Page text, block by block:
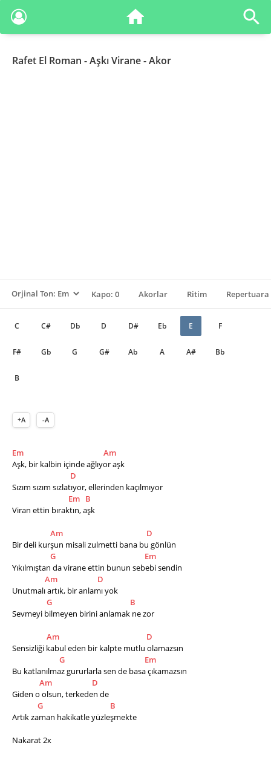
Rafet El Roman - Aşkı Virane - Akor
Kapo: 0 Akorlar Ritim Repertuara
C C# Db D D# Eb E F
F# Gb G G# Ab A A# Bb
B
+A -A
Em
Am
Aşk, bir kalbin içinde ağlıyor aşk
D
Sızım sızım sızlatıyor, ellerinden kaçılmıyor
Em B
Viran ettin bıraktın, aşk
Am
D
Bir deli kurşun misali zulmetti bana bu gönlün
G
Em
Yıkılmıştan da virane ettin bunun sebebi sendin
Am
D
Unutmalı artık, bir anlamı yok
G
B
Sevmeyi bilmeyen birini anlamak ne zor
Am
D
Sensizliği kabul eden bir kalpte mutlu olamazsın
G
Em
Bu katlanılmaz gururlarla sen de basa çıkamazsın
Am
D
Giden o olsun, terkeden de
G
B
Artık zaman hakikatle yüzleşmekte
Nakarat 2x